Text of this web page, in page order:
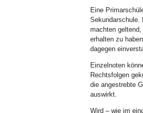
Eine
Sekundarschule.
machten
erhalten zu
dagegen
Einzelnoten
Rechtsfolgen
die angestrebte
auswirkt.
Wird – wie im